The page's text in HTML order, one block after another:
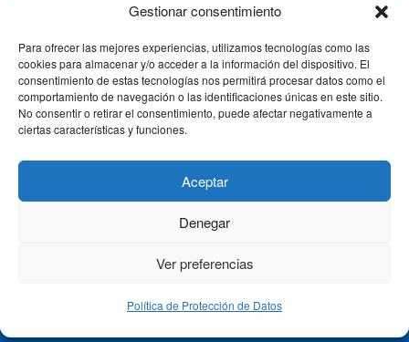
Gestionar consentimiento
Para ofrecer las mejores experiencias, utilizamos tecnologías como las
cookies para almacenar y/o acceder a la información del dispositivo. El
consentimiento de estas tecnologías nos permitirá procesar datos como el
comportamiento de navegación o las identificaciones únicas en este sitio.
No consentir o retirar el consentimiento, puede afectar negativamente a
ciertas características y funciones.
Aceptar
Denegar
Ver preferencias
Política de Protección de Datos
CLÍNICA CEMTRO
QUIÉNES SOMOS